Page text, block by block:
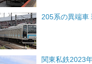
205系の異端車
関東私鉄2023